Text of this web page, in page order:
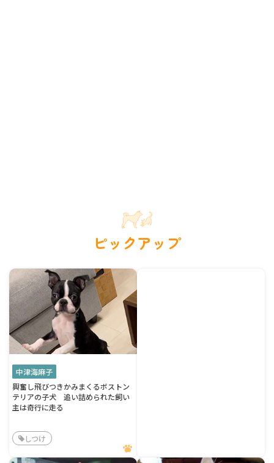
ピックアップ
中津海麻子
興奮し飛びつきかみまくるボストン
テリアの子犬 追い詰められた飼い
主は奇行に走る
しつけ